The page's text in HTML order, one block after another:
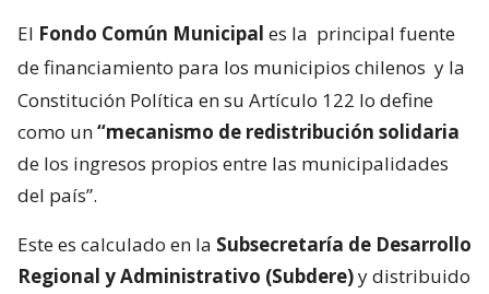
El Fondo Común Municipal es la principal fuente
de financiamiento para los municipios chilenos y la
Constitución Política en su Artículo 122 lo define
como un“mecanismo de redistribución solidaria
de los ingresos propios entre las municipalidades
del país”.
Este es calculado en la Subsecretaría de Desarrollo
Regional y Administrativo (Subdere)y distribuido